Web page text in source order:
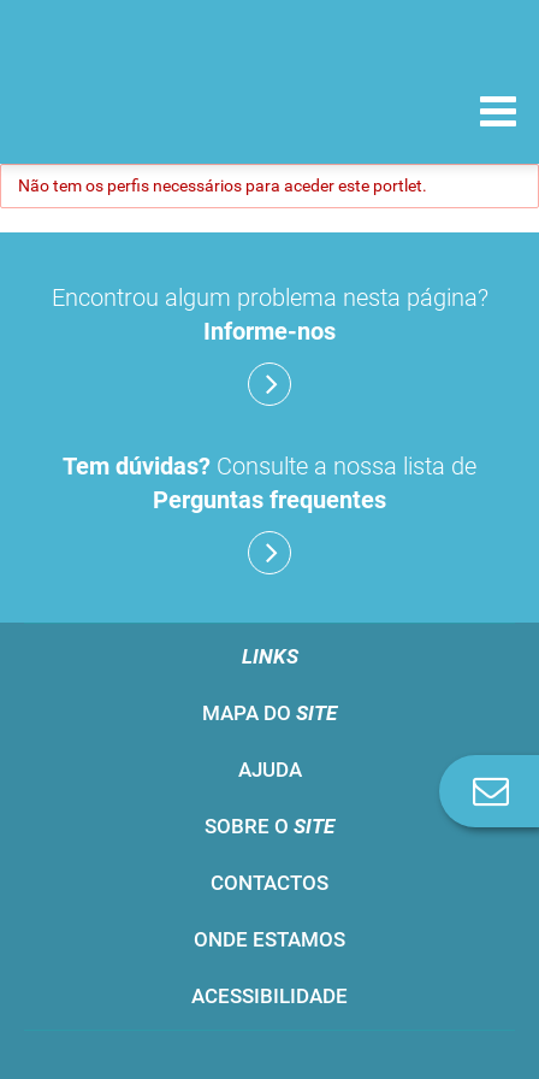
Não tem os perfis necessários para aceder este portlet.
Encontrou algum problema nesta página?
Informe-nos
Tem dúvidas? Consulte a nossa lista de
Perguntas frequentes
LINKS
MAPA DO SITE
AJUDA
SOBRE O SITE
CONTACTOS
ONDE ESTAMOS
ACESSIBILIDADE